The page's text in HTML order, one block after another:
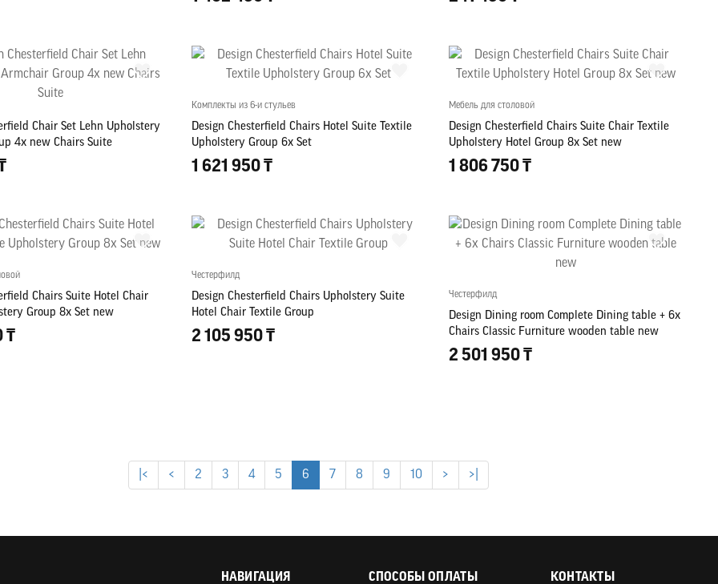
Chair Set Lehn Upholstery
4x new Chairs Suite
Комплекты из 6-и стульев
Design Chesterfield Chairs Hotel Suite Textile
Upholstery Group 6x Set
1 621 950 ₸
Мебель для столовой
Design Chesterfield Chairs Suite Chair Textile
Upholstery Hotel Group 8x Set new
1 806 750 ₸
Chairs Suite Hotel Chair
Group 8x Set new
₸
Честерфилд
Design Chesterfield Chairs Upholstery Suite
Hotel Chair Textile Group
2 105 950 ₸
Честерфилд
Design Dining room Complete Dining table + 6x
Chairs Classic Furniture wooden table new
2 501 950 ₸
|< < 2 3 4 5 6 7 8 9 10 > >|
НАВИГАЦИЯ СПОСОБЫ ОПЛАТЫ КОНТАКТЫ